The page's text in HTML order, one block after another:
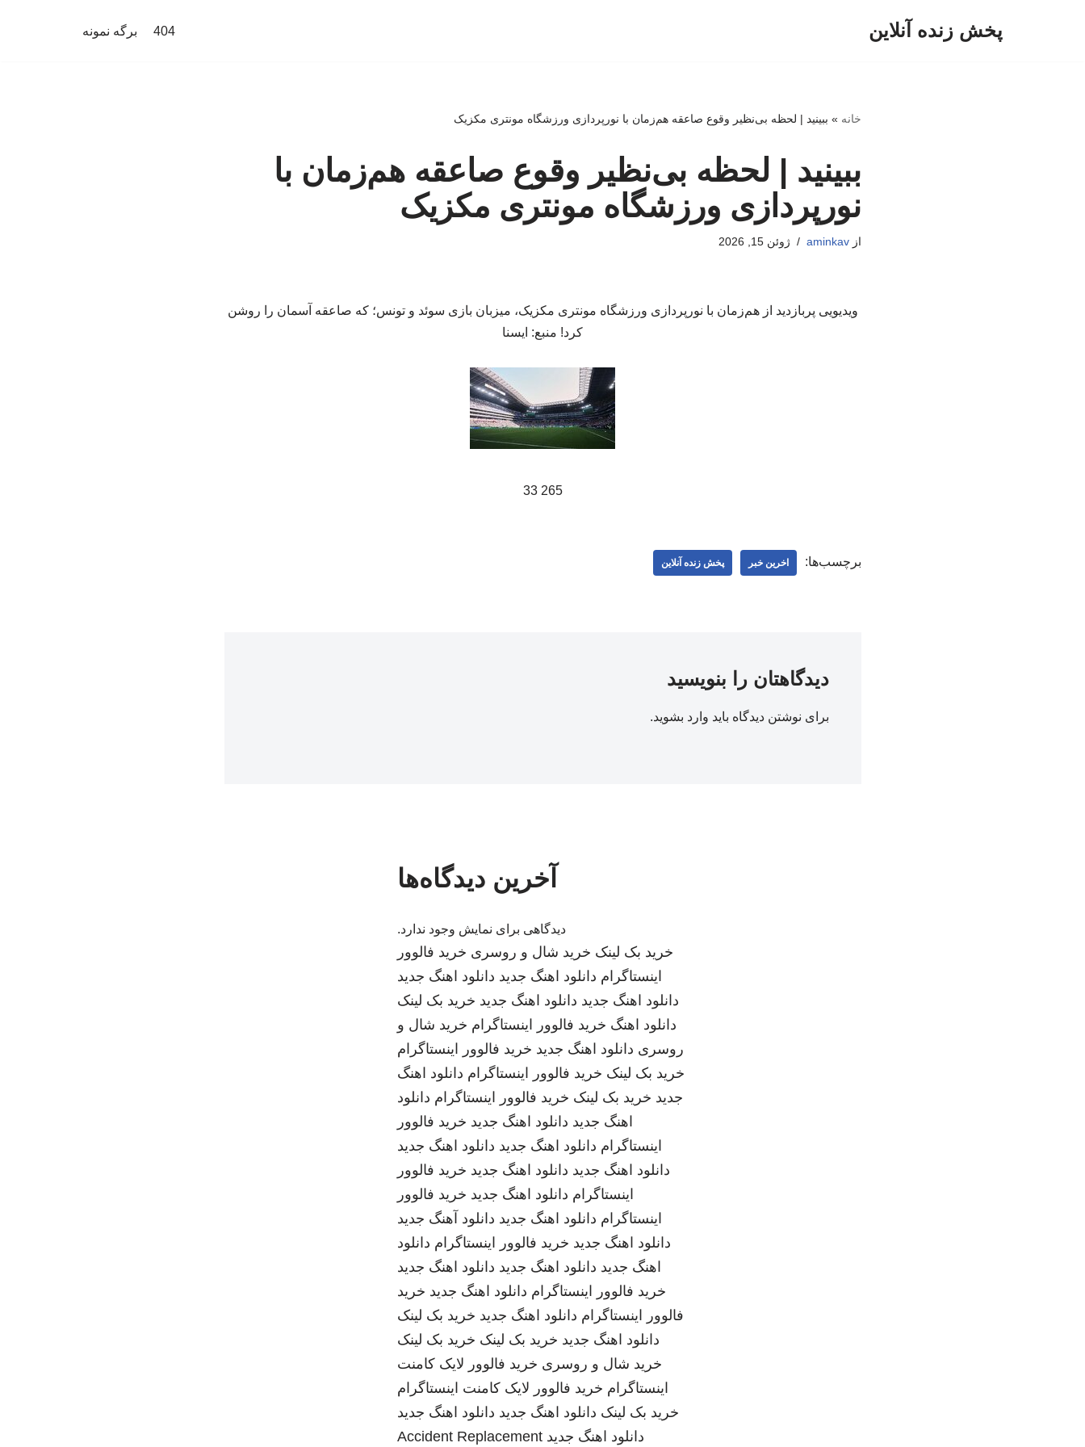
پخش زنده آنلاین 404 برگه نمونه
خانه » ببینید | لحظه بی‌نظیر وقوع صاعقه هم‌زمان با نورپردازی ورزشگاه مونتری مکزیک
ببینید | لحظه بی‌نظیر وقوع صاعقه هم‌زمان با
نورپردازی ورزشگاه مونتری مکزیک
ازaminkav ژوئن 15, 2026
ویدیویی پربازدید از هم‌زمان با نورپردازی ورزشگاه مونتری مکزیک، میزبان بازی سوئد و تونس؛ که صاعقه آسمان را روشن
کرد! منبع: ایسنا
265 33
برچسب‌ها: اخرین خبر پخش زنده آنلاین
دیدگاهتان را بنویسید
برای نوشتن دیدگاه باید وارد بشوید.
آخرین دیدگاه‌ها
دیدگاهی برای نمایش وجود ندارد.
خرید بک لینک خرید شال و روسری خرید فالوور
اینستاگرام دانلود اهنگ جدید دانلود اهنگ جدید
دانلود اهنگ جدید دانلود اهنگ جدید خرید بک لینک
دانلود اهنگ خرید فالوور اینستاگرام خرید شال و
روسری دانلود اهنگ جدید خرید فالوور اینستاگرام
خرید بک لینک خرید فالوور اینستاگرام دانلود اهنگ
جدید خرید بک لینک خرید فالوور اینستاگرام دانلود
اهنگ جدید دانلود اهنگ جدید خرید فالوور
اینستاگرام دانلود اهنگ جدید دانلود اهنگ جدید
دانلود اهنگ جدید دانلود اهنگ جدید خرید فالوور
اینستاگرام دانلود اهنگ جدید خرید فالوور
اینستاگرام دانلود اهنگ جدید دانلود آهنگ جدید
دانلود اهنگ جدید خرید فالوور اینستاگرام دانلود
اهنگ جدید دانلود اهنگ جدید دانلود اهنگ جدید
خرید فالوور اینستاگرام دانلود اهنگ جدید خرید
فالوور اینستاگرام دانلود اهنگ جدید خرید بک لینک
دانلود اهنگ جدید خرید بک لینک خرید بک لینک
خرید شال و روسری خرید فالوور لایک کامنت
اینستاگرام خرید فالوور لایک کامنت اینستاگرام
خرید بک لینک دانلود اهنگ جدید دانلود اهنگ جدید
دانلود اهنگ جدید Accident Replacement